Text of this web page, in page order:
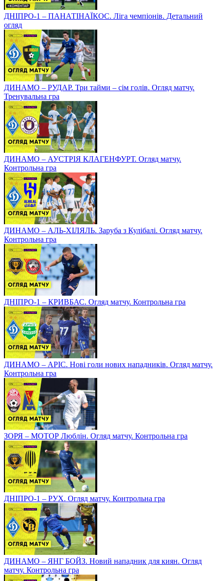
ДНІПРО-1 – ПАНАТІНАЇКОС. Ліга чемпіонів. Детальний
огляд
ДИНАМО – РУДАР. Три тайми – сім голів. Огляд матчу.
Тренувальна гра
ДИНАМО – АУСТРІЯ КЛАГЕНФУРТ. Огляд матчу.
Контрольна гра
ДИНАМО – АЛЬ-ХІЛЯЛЬ. Заруба з Кулібалі. Огляд матчу.
Контрольна гра
ДНІПРО-1 – КРИВБАС. Огляд матчу. Контрольна гра
ДИНАМО – АРІС. Нові голи нових нападників. Огляд матчу.
Контрольна гра
ЗОРЯ – МОТОР Люблін. Огляд матчу. Контрольна гра
ДНІПРО-1 – РУХ. Огляд матчу. Контрольна гра
ДИНАМО – ЯНГ БОЙЗ. Новий нападник для киян. Огляд
матчу. Контрольна гра